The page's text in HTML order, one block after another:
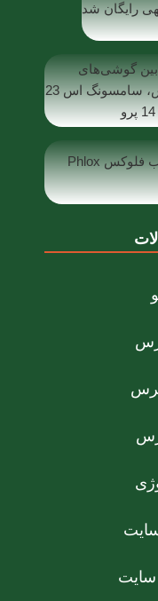
رایگان شد
گوشی‌های
آیفون 15 پرومکس، سامسونگ اس 23
نقد و بررسی قالب فلوکس Phlox
سایت